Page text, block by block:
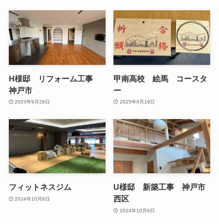
H様邸 リフォーム工事
神戸市
2025年9月29日
甲南高校 絵馬 コースタ
ー
2025年9月19日
フィットネスジム
2024年10月6日
U様邸 新築工事 神戸市
西区
2024年10月6日